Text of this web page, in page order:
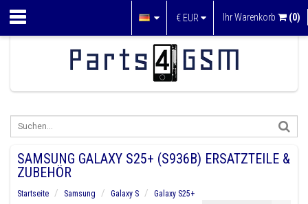
€ EUR Ihr Warenkorb (0)
SAMSUNG GALAXY S25+ (S936B) ERSATZTEILE &
ZUBEHÖR
Startseite Samsung Galaxy S
Galaxy S25+